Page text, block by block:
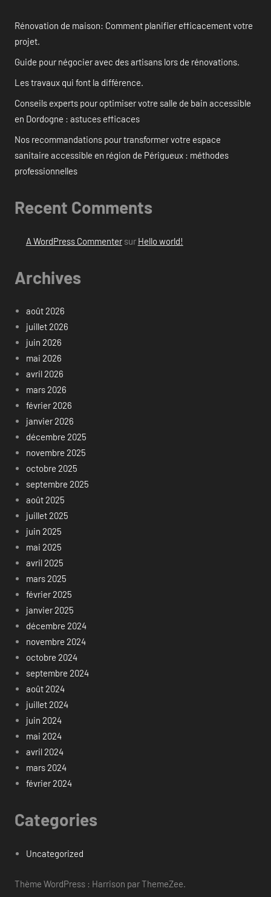
Rénovation de maison: Comment planifier efficacement votre
projet.
Guide pour négocier avec des artisans lors de rénovations.
Les travaux qui font la différence.
Conseils experts pour optimiser votre salle de bain accessible
en Dordogne : astuces efficaces
Nos recommandations pour transformer votre espace
sanitaire accessible en région de Périgueux : méthodes
professionnelles
Recent Comments
A WordPress Commentersur Hello world!
Archives
août 2026
juillet 2026
juin 2026
mai 2026
avril 2026
mars 2026
février 2026
janvier 2026
décembre 2025
novembre 2025
octobre 2025
septembre 2025
août 2025
juillet 2025
juin 2025
mai 2025
avril 2025
mars 2025
février 2025
janvier 2025
décembre 2024
novembre 2024
octobre 2024
septembre 2024
août 2024
juillet 2024
juin 2024
mai 2024
avril 2024
mars 2024
février 2024
Categories
Uncategorized
Thème WordPress : Harrison par ThemeZee.